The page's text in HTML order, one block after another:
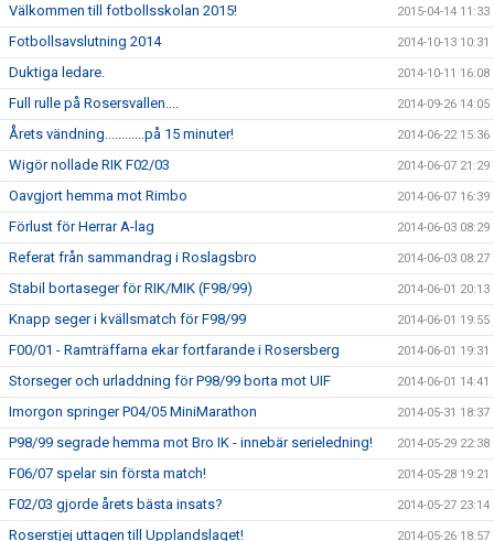
Välkommen till fotbollsskolan 2015! 2015-04-14 11:33
Fotbollsavslutning 2014 2014-10-13 10:31
Duktiga ledare. 2014-10-11 16:08
Full rulle på Rosersvallen.... 2014-09-26 14:05
Årets vändning............på 15 minuter! 2014-06-22 15:36
Wigör nollade RIK F02/03 2014-06-07 21:29
Oavgjort hemma mot Rimbo 2014-06-07 16:39
Förlust för Herrar A-lag 2014-06-03 08:29
Referat från sammandrag i Roslagsbro 2014-06-03 08:27
Stabil bortaseger för RIK/MIK (F98/99) 2014-06-01 20:13
Knapp seger i kvällsmatch för F98/99 2014-06-01 19:55
F00/01 - Ramträffarna ekar fortfarande i Rosersberg 2014-06-01 19:31
Storseger och urladdning för P98/99 borta mot UIF 2014-06-01 14:41
Imorgon springer P04/05 MiniMarathon 2014-05-31 18:37
P98/99 segrade hemma mot Bro IK - innebär serieledning! 2014-05-29 22:38
F06/07 spelar sin första match! 2014-05-28 19:21
F02/03 gjorde årets bästa insats? 2014-05-27 23:14
Roserstjej uttagen till Upplandslaget! 2014-05-26 18:57